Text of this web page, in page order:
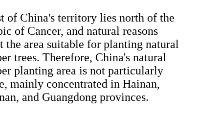
of China's territory lies north of the
of Cancer, and natural reasons
the area suitable for planting natural
trees. Therefore, China's natural
planting area is not particularly
mainly concentrated in Hainan,
and Guangdong provinces.